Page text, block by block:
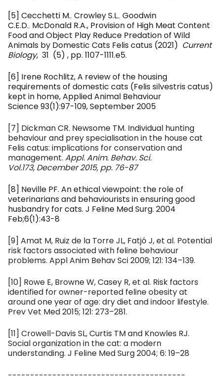
[5] Cecchetti M.,Crowley S.L.,Goodwin
C.E.D., McDonald R.A., Provision of High Meat Content
Food and Object Play Reduce Predation of Wild
Animals by Domestic Cats Felis catus (2021) Current
Biology, 31 (5) , pp. 1107-1111.e5.
[6] Irene Rochlitz, A review of the housing
requirements of domestic cats (Felis silvestris catus)
kept in home, Applied Animal Behaviour
Science 93(1):97-109, September 2005
[7] Dickman CR. Newsome TM. Individual hunting
behaviour and prey specialisation in the house cat
Felis catus: implications for conservation and
management. Appl. Anim. Behav. Sci.
Vol.173, December 2015, pp. 76-87
[8] Neville PF. An ethical viewpoint: the role of
veterinarians and behaviourists in ensuring good
husbandry for cats. J Feline Med Surg. 2004
Feb;6(1):43-8
[9] Amat M, Ruiz de la Torre JL, Fatjó J, et al. Potential
risk factors associated with feline behaviour
problems. Appl Anim Behav Sci 2009; 121: 134–139.
[10] Rowe E, Browne W, Casey R, et al. Risk factors
identified for owner-reported feline obesity at
around one year of age: dry diet and indoor lifestyle.
Prev Vet Med 2015; 121: 273–281.
[11] Crowell-Davis SL, Curtis TM and Knowles RJ.
Social organization in the cat: a modern
understanding. J Feline Med Surg 2004; 6: 19–28
----------------------------------------